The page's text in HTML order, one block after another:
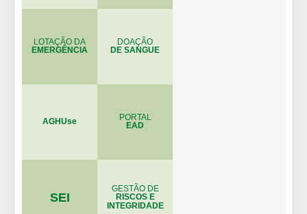
LOTAÇÃO DA
EMERGÊNCIA
DOAÇÃO
DE SANGUE
AGHUse PORTAL
EAD
SEI
GESTÃO DE
RISCOS E
INTEGRIDADE